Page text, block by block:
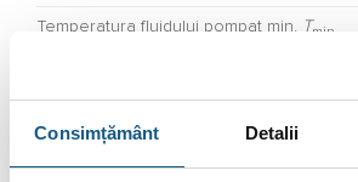
Consimțământ Detalii
Temperatura fluidului pompat min. Tmin